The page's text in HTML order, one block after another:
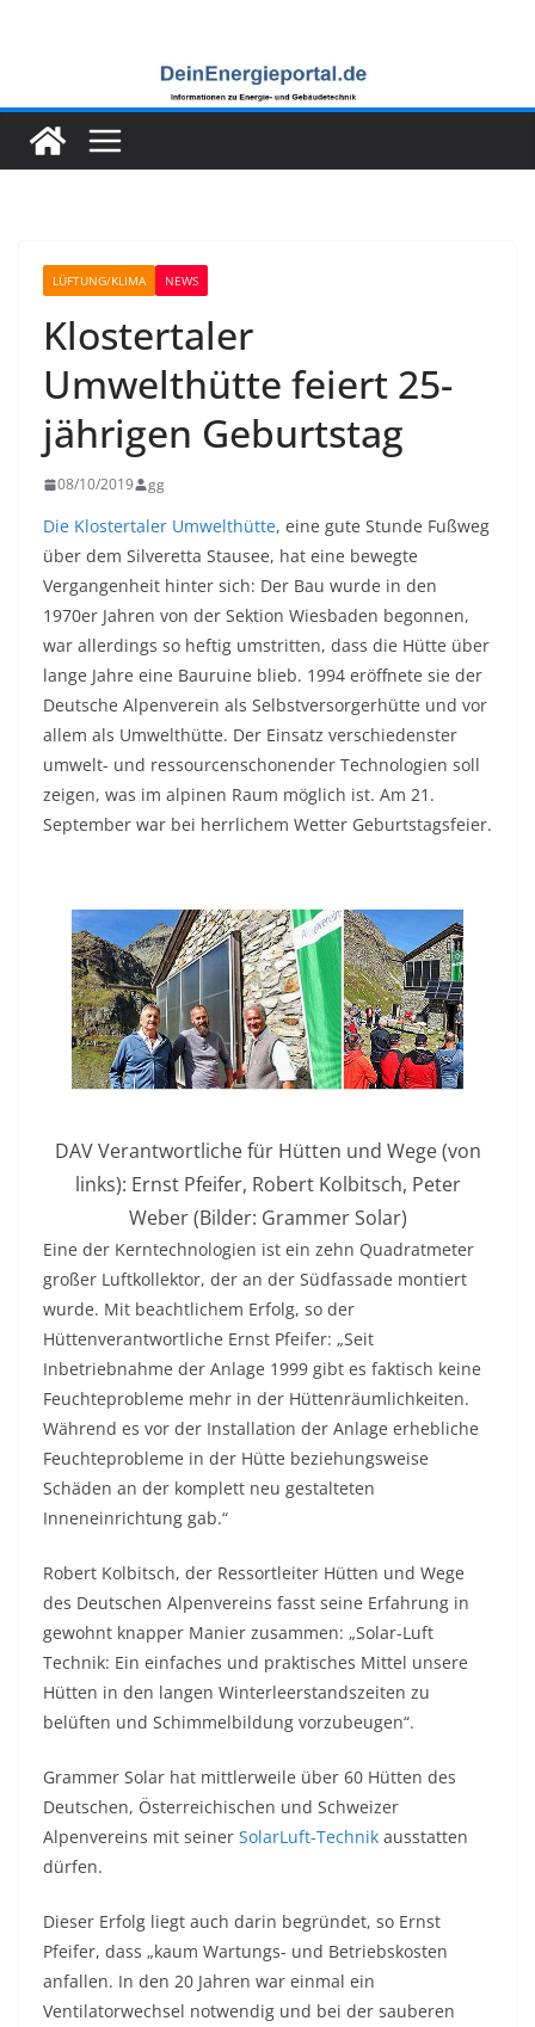
LÜFTUNG/KLIMA NEWS
Klostertaler
Umwelthütte feiert 25-
jährigen Geburtstag
08/10/2019 gg
Die Klostertaler Umwelthütte, eine gute Stunde Fußweg
über dem Silveretta Stausee, hat eine bewegte
Vergangenheit hinter sich: Der Bau wurde in den
1970er Jahren von der Sektion Wiesbaden begonnen,
war allerdings so heftig umstritten, dass die Hütte über
lange Jahre eine Bauruine blieb. 1994 eröffnete sie der
Deutsche Alpenverein als Selbstversorgerhütte und vor
allem als Umwelthütte. Der Einsatz verschiedenster
umwelt- und ressourcenschonender Technologien soll
zeigen, was im alpinen Raum möglich ist. Am 21.
September war bei herrlichem Wetter Geburtstagsfeier.
DAV Verantwortliche für Hütten und Wege (von
links): Ernst Pfeifer, Robert Kolbitsch, Peter
Weber (Bilder: Grammer Solar)
Eine der Kerntechnologien ist ein zehn Quadratmeter
großer Luftkollektor, der an der Südfassade montiert
wurde. Mit beachtlichem Erfolg, so der
Hüttenverantwortliche Ernst Pfeifer: „Seit
Inbetriebnahme der Anlage 1999 gibt es faktisch keine
Feuchteprobleme mehr in der Hüttenräumlichkeiten.
Während es vor der Installation der Anlage erhebliche
Feuchteprobleme in der Hütte beziehungsweise
Schäden an der komplett neu gestalteten
Inneneinrichtung gab.“
Robert Kolbitsch, der Ressortleiter Hütten und Wege
des Deutschen Alpenvereins fasst seine Erfahrung in
gewohnt knapper Manier zusammen: „Solar-Luft
Technik: Ein einfaches und praktisches Mittel unsere
Hütten in den langen Winterleerstandszeiten zu
belüften und Schimmelbildung vorzubeugen“.
Grammer Solar hat mittlerweile über 60 Hütten des
Deutschen, Österreichischen und Schweizer
Alpenvereins mit seiner SolarLuft-Technik ausstatten
dürfen.
Dieser Erfolg liegt auch darin begründet, so Ernst
Pfeifer, dass „kaum Wartungs- und Betriebskosten
anfallen. In den 20 Jahren war einmal ein
Ventilatorwechsel notwendig und bei der sauberen